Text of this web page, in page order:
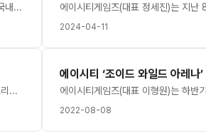
중국 최대 게임쇼 '차이나조이 2026'이 31일 상하이에서 개막했다. 국내 업체들은 현지 파트너사와 공동관 등을 통해 신작을 선보이며 중국 유저 공략에 나섰다.이번 전시회는 8월 3일까지 나흘간 상하이 신국제엑스포센터에서 열린다. 올해 23회째를 맞아 'Level Up with AI'를 주제로 역대 최대인 14만㎡ 이상의 전시 공간을 마련했다. 39개 국가·지역에서 약 900개 업체가 참가하며 텐센트게임즈, 넷이즈게임즈, 블리자드, 플레이스테이션 등이 작품을 선보이는 등 경연에 나선다.한국공동관에 출품한 10개 작품들.한국콘텐츠진흥원은 B2C 전시관에 한국공동관을 마련하고 국내 중소·인디 게임업체 10개사의 참가를 지원한다. 이에따라 에이시티게임즈, 엔데브게임즈, 나누컴퍼니, 나날이 스튜디오, 에이버튼, 반지하게임즈, 하이퍼센트, 웨이웨이, 스튜디오비비비, 케세라게임즈 등이 이 곳 부스를 통해 현지 유저들과 만나게 된다.먼저 엔데브게임즈(대표 김현철)는 메트로배니아 게임 '페이탈 클로'를 선보이고 에이시티 게임즈(대표 정세진)는 산리오 캐릭터를 활용한 '헬로키티 마이 드림 스토어'를 발표한다. 웨이웨이(대표 황성하)는 한국 무속을 소재로 삼은 '악선' 등을 선보이고 스튜디오비비비(대표 임권영)는 퍼즐 액션 게임 '모노웨이브'를 , 케세라게임즈(대표 박재현)는 리듬게임 '칼파: 코스믹 심포니'를 각각 출품한다.'세븐 트라이얼스'경기콘텐츠진흥원도 '2026 지커넥션 마켓 연계지원' 사업을 통해 도내 게임업체 10개사로 구성된 별도 공동관을 운영한다. 게임업체로는 뉴코어게임즈(대표 이만재)와 팀 테트라포드(대표 이희상)가 참가해 각각 한국 전통의 사후세계와 현대 도시를 결합한 액션 로그라이트 '세븐 트라이얼스'와 초능력 추리 어드벤처 '스테퍼 레트로: 초능력 추리 퀘스트'를 선보인다. 경콘진은 전시 공간과 현지 비즈니스 상담, 통역, 홍보 등을 지원하는 등 참가업체의 해외시장 판로 개척을 도울 예정이다.왼쪽부터 펑청 셩취게임즈 대표와 김택진 엔씨 대표.엔씨(대표 김택진 박병무)는 현지 파트너인 셩취게임즈와 '아이온2'의 중국 진출을 위한 전략적 협력을 체결했다. 이에따라 셩취게임즈는 '아이온 2'의 현지 퍼블리싱을 맡게된다. 중국 서비스명은 '영원의탑 2'로 정해졌다. 행사장 내 셩취게임즈 부스에는 대규모 시연 공간과 초대형 트레일러 상영 공간이 마련됐다. 양사는 지난 2009년 원작 '아이온'의 중국 서비스를 시작으로 17년간 협력 관계를 이어왔다.'여름미녀: 심장 폭주 주의보!'.스토리타코(대표 김제일)는 실사 인터랙티브 게임 '하숙생이 전부 미녀입니다만? 시즌2'와 '여름미녀: 심장 폭주 주의보!'를 선보인다. 두 작품에 출연한 배우 10명도 현장을 찾아 관람객들과 만난다. '라그나로크3'.그라비티(대표 박현철)는 현지 파트너사 부스를 통해 MMORPG '라그나로크3'를 출품했다. 또 조이시티(대표 조성원)도 텐센트게임즈 부스에서 스포츠게임 '프리스타일 리부트'를 소개한다. 국내 업체들이 중국의 유력 퍼블리셔 및 현지 파트너와 협력해 유저 접점을 넓히는 모습이다.게임 전시 외의 참가도 이어진다. 넥써쓰(대표 장현국)는 두바이복합상품센터(DMCC)의 파트너 자격으로 참가해 게임·AI·블록체인 플랫폼 전략을 알릴 예정이다. 황재호 민트로켓 대표는 중국 게임개발자대회(CGDC) 연사로 나서 '데이브 더 다이버'의 플랫폼 확장과 컬래버레이션, DLC 개발 경험을 공유한다.이번 행사에서는 대형 신작의 현지 진출부터 중소·인디게임의 작품성 소개, 개발 경험 공유까지 국내 게임업계의 다양한 참가 방식이 눈에 띈다. 국내 게임업체들은 이번 전시회를 통해 현지 파트너사와의 협력을 강화하고, 작품에 대한 유저 반응을 살피는 등 중국 진출 가능성을 적극 타진해 나간다는 방침이다.[더게임스데일리 김영민 기자 kym@tgdaily.co.kr]
2024-04-11
에이시티게임즈(대표 정세진, 이형원)는 글로벌 캐릭터 기업 산리오코리아와 캐릭터 지식재산권(IP)을 이용한 게임 개발 계약을 체결했다고 7일 밝혔다.이 회사는 이를 통해 올해 하반기 ‘산리오캐릭터즈’ IP를 활용한 캐주얼 모바일 게임을 선보인다는 계획이다.산리오의 대표 캐릭터 중 하나인 헬로키티는 올해로 출시 50주년을 맞이한 지금까지도 전 세계에서 큰 사랑을 받고 있다.지난해 한국콘텐츠진흥원이 발간한 ‘2023 캐릭터 이용자 실태"사’에 따르면 산리오캐릭터즈는 모든 연령대에서 좋아하는 캐릭터 톱5에 선정됐다.이 회사는 2019년 설립 이후 IP를 활용한 캐주얼 게임 4개, 그리고 TCG '"이드 와일드 아레나'를 개발 및 운영하고 있다. 또 미국 지사 액티버스 설립하고, 이를 통해 글로벌 서비스에도 집중할 계획이다.[더게임스데일리 정태유 기자 jungtu@tgdaily.co.kr]
에이시티 ‘조이드 와일드 아레나
2022-08-08